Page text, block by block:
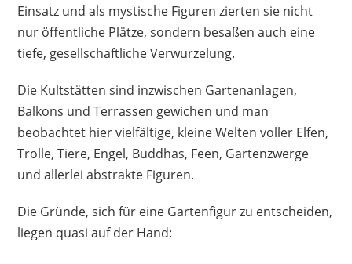
Vorteile
niedliches Design
mit Solarlaterne
frostfest
Ein- und Ausschalter
gutes Preis-Leistungs-Verhältnis
vereinzelt Verarbeitungsfehler
Einsatz und als mystische Figuren zierten sie nicht
nur öffentliche Plätze, sondern besaßen auch eine
tiefe, gesellschaftliche Verwurzelung.
Die Kultstätten sind inzwischen Gartenanlagen,
Balkons und Terrassen gewichen und man
beobachtet hier vielfältige, kleine Welten voller Elfen,
Trolle, Tiere, Engel, Buddhas, Feen, Gartenzwerge
und allerlei abstrakte Figuren.
Die Gründe, sich für eine Gartenfigur zu entscheiden,
liegen quasi auf der Hand: